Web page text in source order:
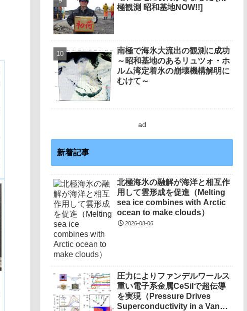
極観測 昭和基地NOW!!]
南極で海氷大流出の観測に成功
～昭和基地のあるリュツォ・ホ
ルム湾定着氷の崩壊機構解明に
むけて～
ad
新着記事
北極海氷の融解が海洋と相互作
用して雲形成を促進（Melting
sea ice combines with Arctic
ocean to make clouds）
2026-08-06
圧力によりファンデルワールス
重い電子系金属CeSiIで超伝導
を実現（Pressure Drives
Superconductivity in a Van